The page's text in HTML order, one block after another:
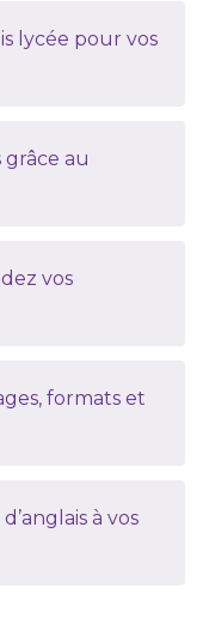
lycée pour vos
grâce au
vos
formats et
à vos